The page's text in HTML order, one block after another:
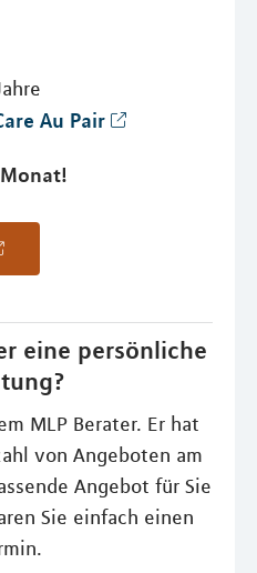
Au Pair
eine persönliche
MLP Berater. Er hat
von Angeboten am
Angebot für Sie
Sie einfach einen